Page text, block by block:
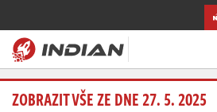
Magazín
ZOBRAZIT VŠE ZE DNE 27. 5. 2025